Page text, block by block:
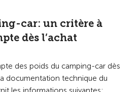
car: un critère à
dès l’achat
des poids du camping-car dès
documentation technique du